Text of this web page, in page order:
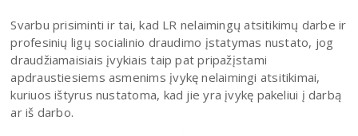
Svarbu prisiminti ir tai, kad LR nelaimingų atsitikimų darbe ir
profesinių ligų socialinio draudimo įstatymas nustato, jog
draudžiamaisiais įvykiais taip pat pripažįstami
apdraustiesiems asmenims įvykę nelaimingi atsitikimai,
kuriuos ištyrus nustatoma, kad jie yra įvykę pakeliui į darbą
ar iš darbo.